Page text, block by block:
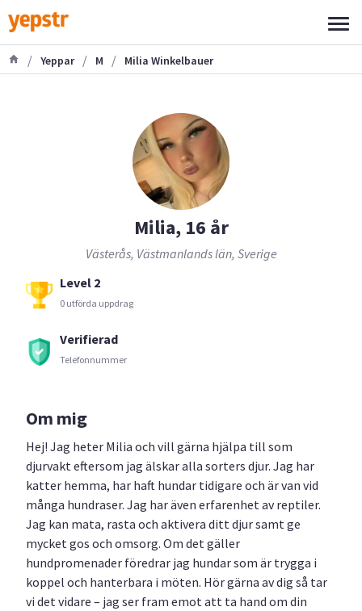
/ Yeppar / M / Milia Winkelbauer
Milia, 16 år
Västerås, Västmanlands län, Sverige
Level 2
0 utförda uppdrag
Verifierad
Telefonnummer
Om mig
Hej! Jag heter Milia och vill gärna hjälpa till som
djurvakt eftersom jag älskar alla sorters djur. Jag har
katter hemma, har haft hundar tidigare och är van vid
många hundraser. Jag har även erfarenhet av reptiler.
Jag kan mata, rasta och aktivera ditt djur samt ge
mycket gos och omsorg. Om det gäller
hundpromenader föredrar jag hundar som är trygga i
koppel och hanterbara i möten. Hör gärna av dig så tar
vi det vidare – jag ser fram emot att ta hand om din